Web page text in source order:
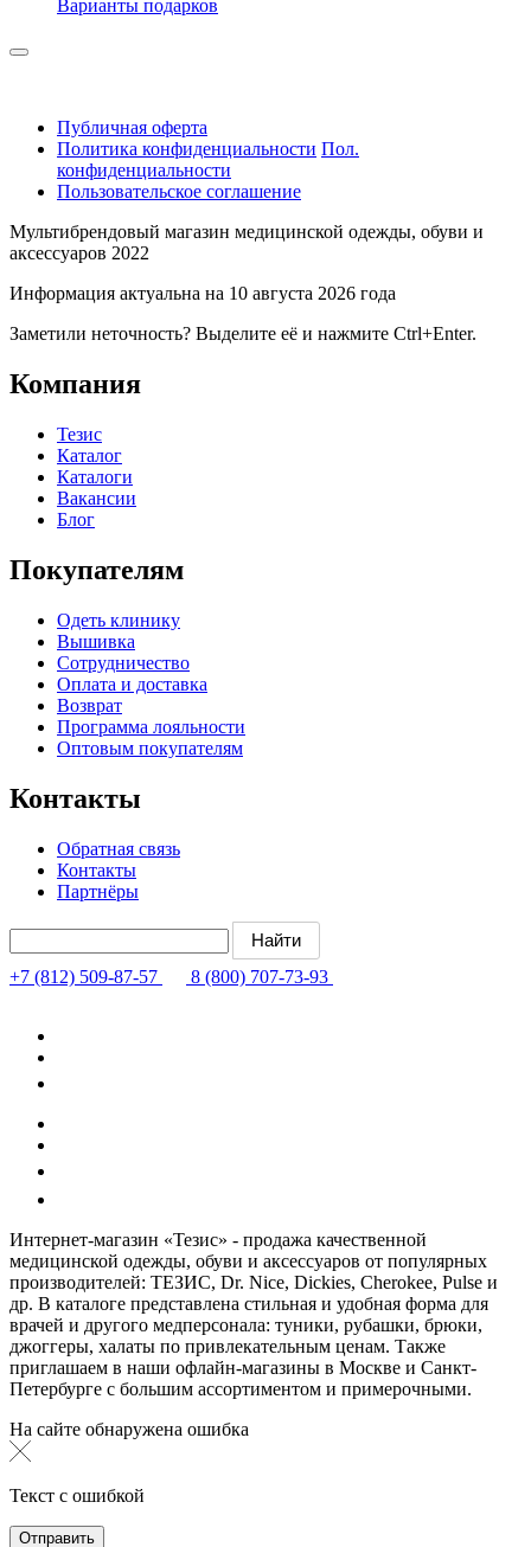
Варианты подарков
Публичная оферта
Политика конфиденциальности Пол.
конфиденциальности
Пользовательское соглашение
Мультибрендовый магазин медицинской одежды, обуви и
аксессуаров 2022
Информация актуальна на 10 августа 2026 года
Заметили неточность? Выделите её и нажмите Ctrl+Enter.
Компания
Тезис
Каталог
Каталоги
Вакансии
Блог
Покупателям
Одеть клинику
Вышивка
Сотрудничество
Оплата и доставка
Возврат
Программа лояльности
Оптовым покупателям
Контакты
Обратная связь
Контакты
Партнёры
+7 (812) 509-87-57 8 (800) 707-73-93
Интернет-магазин «Тезис» - продажа качественной
медицинской одежды, обуви и аксессуаров от популярных
производителей: ТЕЗИС, Dr. Nice, Dickies, Cherokee, Pulse и
др. В каталоге представлена стильная и удобная форма для
врачей и другого медперсонала: туники, рубашки, брюки,
джоггеры, халаты по привлекательным ценам. Также
приглашаем в наши офлайн-магазины в Москве и Санкт-
Петербурге с большим ассортиментом и примерочными.
На сайте обнаружена ошибка
Текст с ошибкой